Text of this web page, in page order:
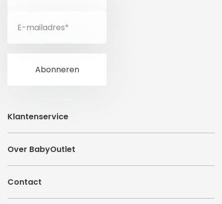
Klantenservice
Over BabyOutlet
Contact